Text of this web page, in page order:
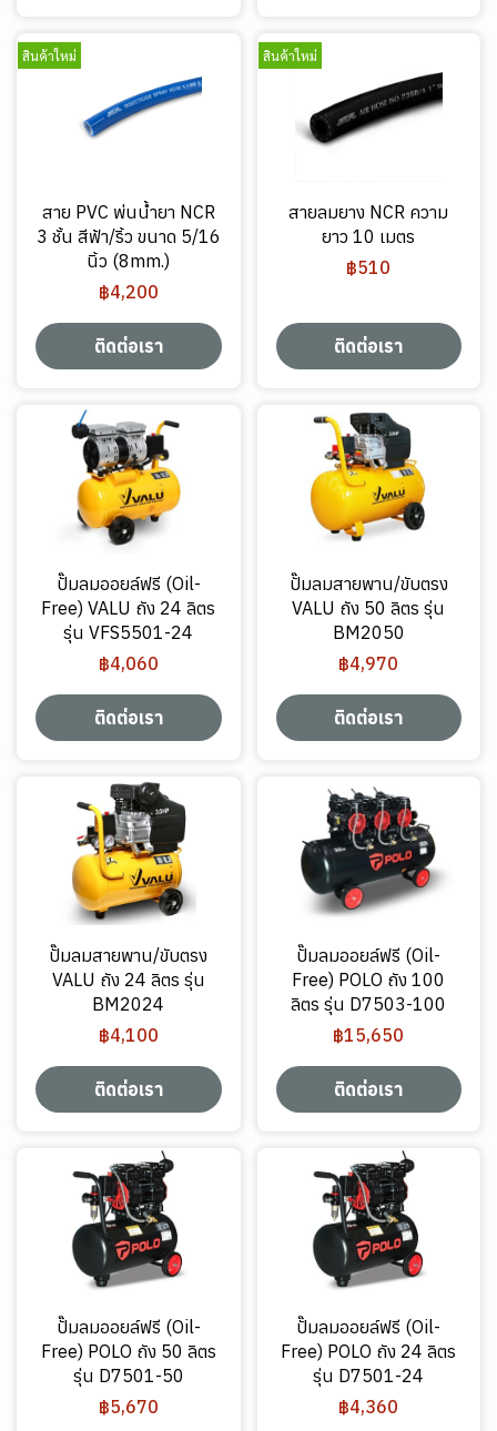
สินค้าใหม่
สาย PVC พ่นน้ำยา NCR
3 ชั้น สีฟ้า/ริ้ว ขนาด 5/16
นิ้ว (8mm.)
฿4,200
ติดต่อเรา
สินค้าใหม่
สายลมยาง NCR ความ
ยาว 10 เมตร
฿510
ติดต่อเรา
ปั๊มลมออยล์ฟรี (Oil-
Free) VALU ถัง 24 ลิตร
รุ่น VFS5501-24
฿4,060
ติดต่อเรา
ปั๊มลมสายพาน/ขับตรง
VALU ถัง 50 ลิตร รุ่น
BM2050
฿4,970
ติดต่อเรา
ปั๊มลมสายพาน/ขับตรง
VALU ถัง 24 ลิตร รุ่น
BM2024
฿4,100
ติดต่อเรา
ปั๊มลมออยล์ฟรี (Oil-
Free) POLO ถัง 100
ลิตร รุ่น D7503-100
฿15,650
ติดต่อเรา
ปั๊มลมออยล์ฟรี (Oil-
Free) POLO ถัง 50 ลิตร
รุ่น D7501-50
฿5,670
ปั๊มลมออยล์ฟรี (Oil-
Free) POLO ถัง 24 ลิตร
รุ่น D7501-24
฿4,360